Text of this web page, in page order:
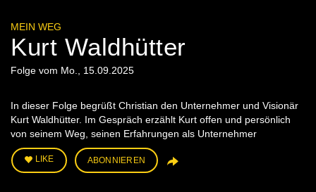
MEIN WEG
Kurt Waldhütter
Folge vom Mo., 15.09.2025
In dieser Folge begrüßt Christian den Unternehmer und Visionär
Kurt Waldhütter. Im Gespräch erzählt Kurt offen und persönlich
von seinem Weg, seinen Erfahrungen als Unternehmer
LIKE ABONNIEREN